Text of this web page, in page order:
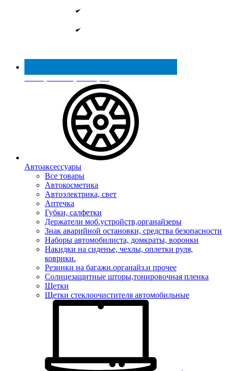
Реестр МинПромТорга
Автоаксессуары
Все товары
Автокосметика
Автоэлектрика, свет
Аптечка
Губки, салфетки
Держатели моб.устройств,органайзеры
Знак аварийной остановки, средства безопасности
Наборы автомобилиста, домкраты, воронки
Накидки на сиденье, чехлы, оплетки руля,
коврики.
Резинки на багажн.органайз.и прочее
Солнцезащитные шторы,тонировочная пленка
Щетки
Щетки стеклоочистителя автомобильные